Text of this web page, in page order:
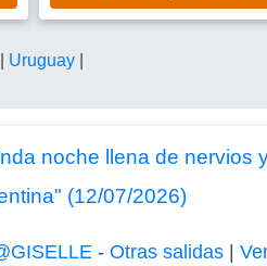
Uruguay
noche llena de nervios
(12/07/2026)
-Otras salidas |